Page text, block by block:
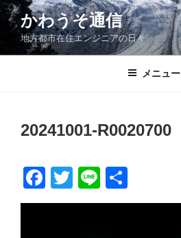
コ
ン
ン
かわうそ通信
地方都市在住エンジニアの日々
メニュー
20241001-R0020700
F
a
T
wi
Li
n
有